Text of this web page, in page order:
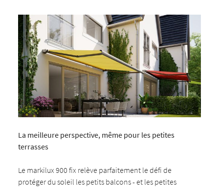
La meilleure perspective, même pour les petites
terrasses
Le markilux 900 fix relève parfaitement le défi de
protéger du soleil les petits balcons - et les petites